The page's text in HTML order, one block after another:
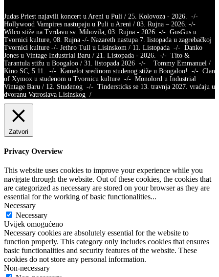
Judas Priest najavili koncert u Areni u Puli / 25. Kolovoza - 2026. -/-
Hollywood Vampires nastupaju u Puli u Areni / 03. Rujna – 2026. -/-
Wilco stiže na Tvrđavu sv. Mihovila, 03. Rujna - 2026. -/- GusGus u
Tvornici kulture, 08. Rujna -/- Nazareth nastupa 7. listopada u zagrebačkoj
Tvornici kulture -/- Jethro Tull u Lisinskom / 11. Listopada -/- Danko
Jones u Vintage Industrial Baru / 21. Listopada - 2026. -/- Tito &
Tarantula stižu u Boogaloo / 31. listopada 2026 -/- Tommy Emmanuel /
Kino SC, 5.11. -/- Kamelot sredinom studenog stiže u Boogaloo! -/- Clan
of Xymox u studenom u Tvornicu kulture -/- Monolord u Industrial
Vintage Baru / 12. Studenog -/- Tindersticks se 13. travnja 2027. vraćaju u
dvoranu Vatroslava Lisinskog /
Zatvori
Privacy Overview
This website uses cookies to improve your experience while you
navigate through the website. Out of these cookies, the cookies that
are categorized as necessary are stored on your browser as they are
essential for the working of basic functionalities...
Necessary
Necessary
Uvijek omogućeno
Necessary cookies are absolutely essential for the website to
function properly. This category only includes cookies that ensures
basic functionalities and security features of the website. These
cookies do not store any personal information.
Non-necessary